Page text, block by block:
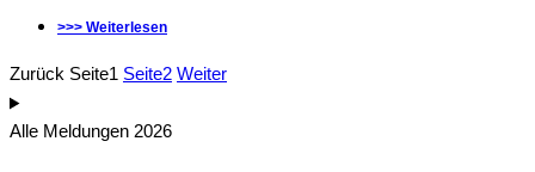
>>> Weiterlesen
Zurück Seite1 Seite2 Weiter
Alle Meldungen 2026